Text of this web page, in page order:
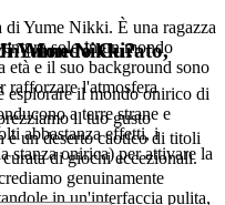
Mondo Curato,
il tuo gusto
è un deserto caotico di titoli
di giochi eccezionali.
genuinamente
in un'interfaccia pulita,
di Yume Nikki. È una ragazza
solo in un mondo
età e il suo background sono
rafforzare l'atmosfera
Yume Nikki?
il mondo onirico di
a terre strane e
abbastanza effetti, i
stanza onirica) per attivare la